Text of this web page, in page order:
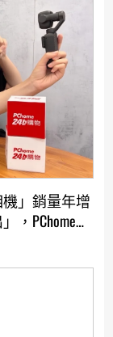
」銷量年增
，PChome
週」開